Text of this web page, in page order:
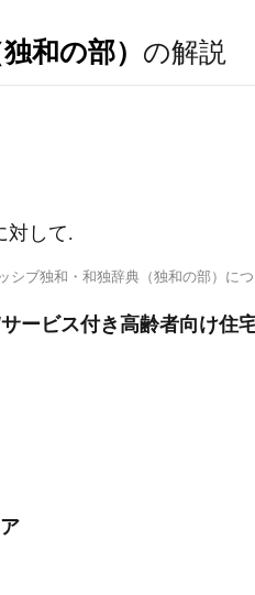
和の部） の解説
対して.
シブ独和・和独辞典（独和の部）
ービス付き高齢者向け住